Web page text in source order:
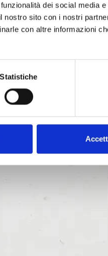
dei social media
sito con i nostri
con altre informazioni
Statistiche